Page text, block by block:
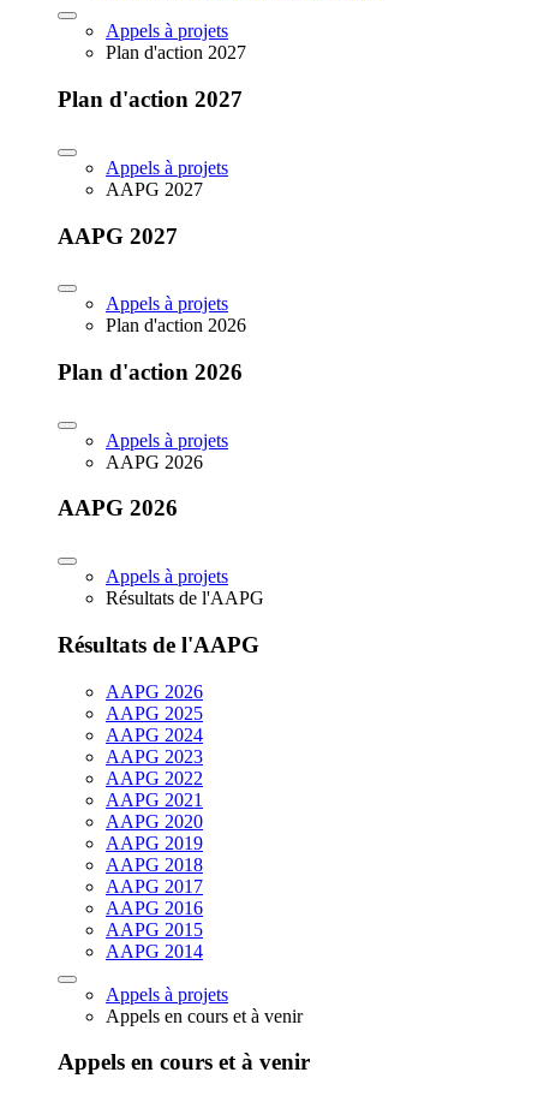
Appels à projets
Plan d'action 2027
Plan d'action 2027
Appels à projets
AAPG 2027
AAPG 2027
Appels à projets
Plan d'action 2026
Plan d'action 2026
Appels à projets
AAPG 2026
AAPG 2026
Appels à projets
Résultats de l'AAPG
Résultats de l'AAPG
AAPG 2026
AAPG 2025
AAPG 2024
AAPG 2023
AAPG 2022
AAPG 2021
AAPG 2020
AAPG 2019
AAPG 2018
AAPG 2017
AAPG 2016
AAPG 2015
AAPG 2014
Appels à projets
Appels en cours et à venir
Appels en cours et à venir